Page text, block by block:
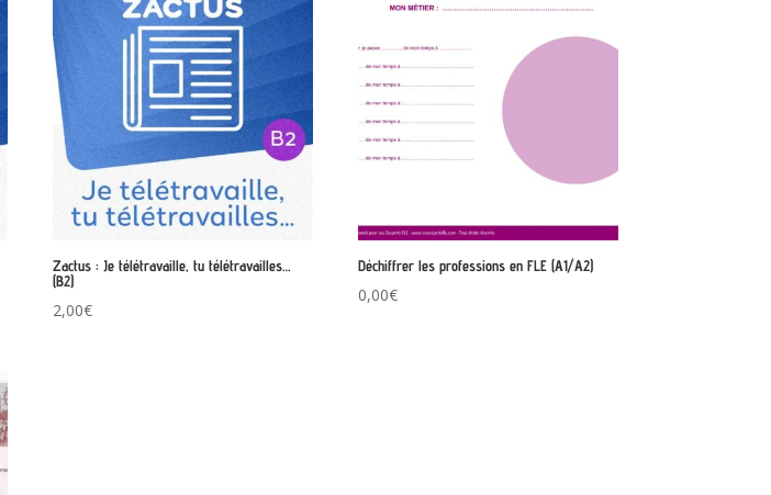
Zactus : Je télétravaille, tu télétravailles…
(B2)
2,00€
Déchiffrer les professions en FLE (A1/A2)
0,00€